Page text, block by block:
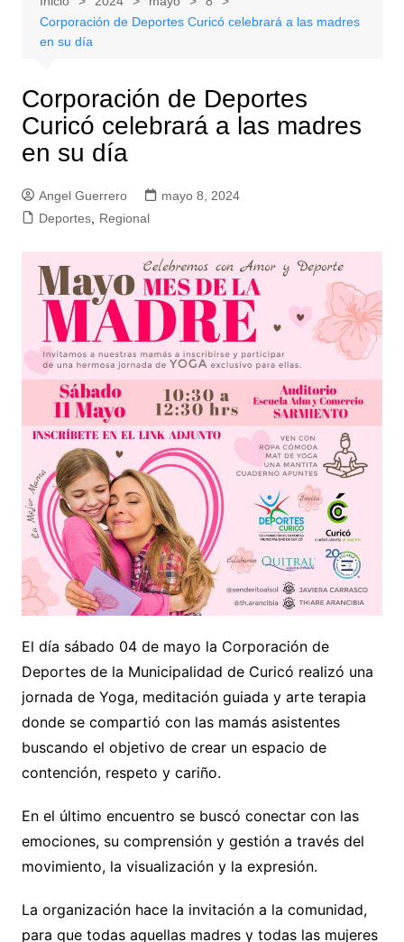
Corporación de Deportes Curicó celebrará a las madres
en su día
Corporación de Deportes
Curicó celebrará a las madres
en su día
Angel Guerrero
mayo 8, 2024
Deportes, Regional
El día sábado 04 de mayo la Corporación de
Deportes de la Municipalidad de Curicó realizó una
jornada de Yoga, meditación guiada y arte terapia
donde se compartió con las mamás asistentes
buscando el objetivo de crear un espacio de
contención, respeto y cariño.
En el último encuentro se buscó conectar con las
emociones, su comprensión y gestión a través del
movimiento, la visualización y la expresión.
La organización hace la invitación a la comunidad,
para que todas aquellas madres y todas las mujeres